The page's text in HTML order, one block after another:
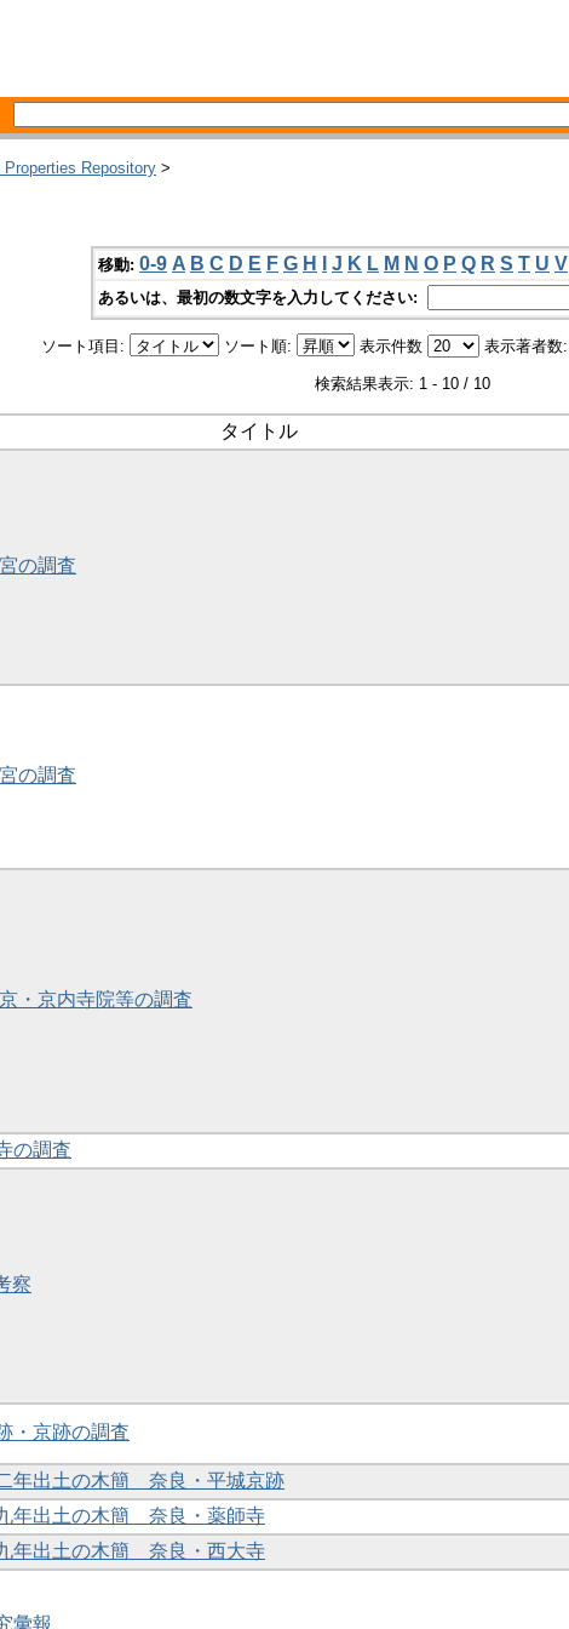
Repository >
移動: 0-9 A B C D E F G H J K L M N O P Q R S T U V
あるいは、最初の数文字を入力してください:
ソート項目: ソート順: 表示件数 表示著者数:
検索結果表示: 1 - 10 / 10
タイトル
の調査
の調査
・京内寺院等の調査
の調査
察
・京跡の調査
年出土の木簡 奈良・平城京跡
年出土の木簡 奈良・薬師寺
年出土の木簡 奈良・西大寺
彙報